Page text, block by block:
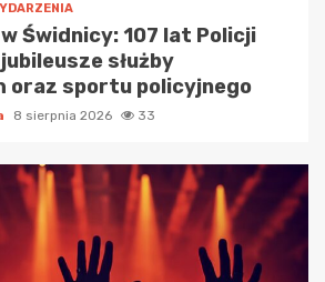
Świdnicy: 107 lat Policji
służby
oraz sportu policyjnego
8 sierpnia 2026 33